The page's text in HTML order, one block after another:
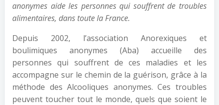
anonymes aide les personnes qui souffrent de troubles
alimentaires, dans toute la France.
Depuis 2002, l’association Anorexiques et
boulimiques anonymes (Aba) accueille des
personnes qui souffrent de ces maladies et les
accompagne sur le chemin de la guérison, grâce à la
méthode des Alcooliques anonymes. Ces troubles
peuvent toucher tout le monde, quels que soient le